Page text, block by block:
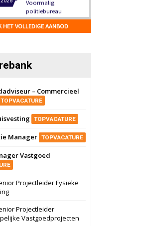
Hilversum
Voormalig
Zwanenburg
Transformatieobject
Grootschalig
bedrijventerrein
HET VOLLEDIGE AANBOD
– Commercieel
TOPVACATURE
TOPVACATURE
Manager TOPVACATURE
Vastgoed
Projectleider Fysieke
Projectleider
Vastgoedprojecten